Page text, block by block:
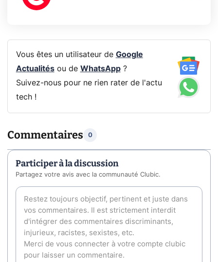
Vous êtes un utilisateur de Google
Actualitésou de WhatsApp?
Suivez-nous pour ne rien rater de l'actu
tech !
Commentaires 0
Participer à la discussion
Partagez votre avis avec la communauté Clubic.